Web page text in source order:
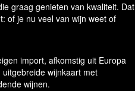
graag genieten van kwaliteit. Dat
of je nu veel van wijn weet of
import, afkomstig uit Europa
wijnkaart met
wijnen.